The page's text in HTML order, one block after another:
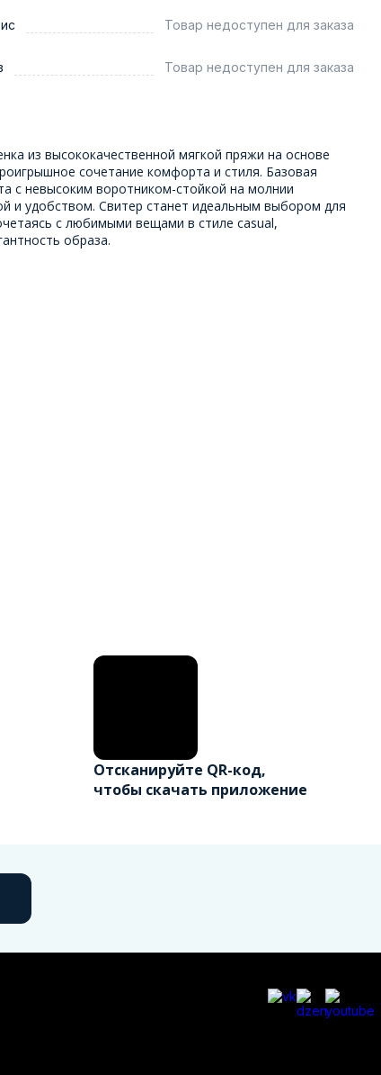
Товар недоступен для заказа
Товар недоступен для заказа
из высококачественной мягкой пряжи на основе
сочетание комфорта и стиля. Базовая
с невысоким воротником-стойкой на молнии
и удобством. Свитер станет идеальным выбором для
с любимыми вещами в стиле casual,
образа.
Отсканируйте QR-код,
чтобы скачать приложение